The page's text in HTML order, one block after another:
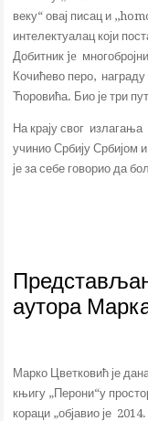
веку“ овај писац и
интелектуалац који
Добитник je
Кочићево перо,
Ћоровића. Био је три
На крају свог
учинио Србију Србијом
је за себе говорио да
аутора
Марко Цветковић је
књигу „Перони“у
кораци „објавио је